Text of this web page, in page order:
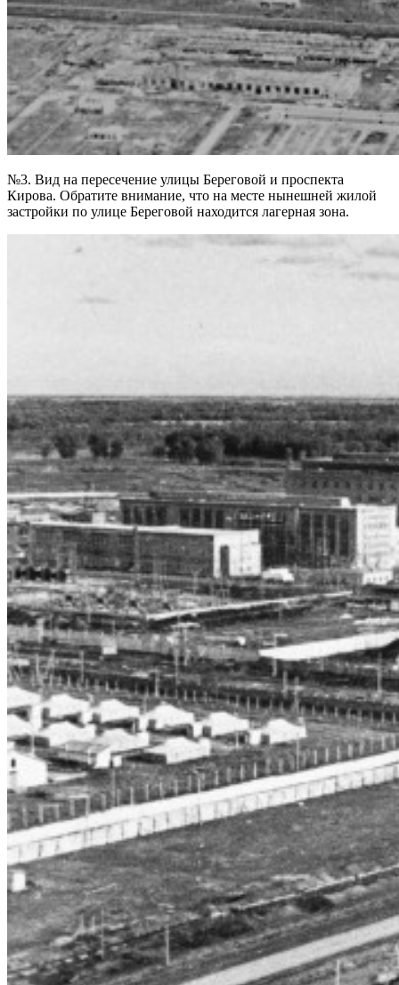
№3. Вид на пересечение улицы Береговой и проспекта
Кирова. Обратите внимание, что на месте нынешней жилой
застройки по улице Береговой находится лагерная зона.